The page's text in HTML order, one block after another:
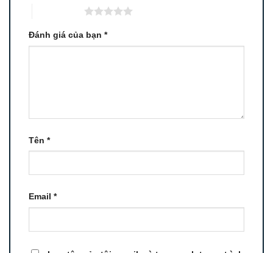
Đánh giá của bạn *
Tên *
Email *